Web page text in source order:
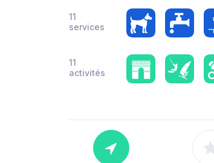
11
services
11
activités